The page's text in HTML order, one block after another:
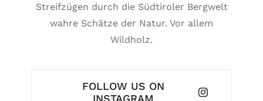
Streifzügen durch die Südtiroler Bergwelt
wahre Schätze der Natur. Vor allem
Wildholz.
FOLLOW US ON
INSTAGRAM